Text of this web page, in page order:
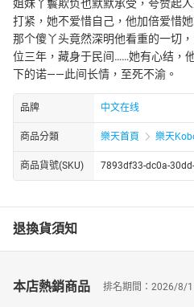
姐妹丫鬟欺负也默默承受，夸赞起
打紧，她不爱惜自己，他加倍爱惜
那个傻丫头竟然深明他看重的一切
位三年，藏身于民间……她有心结，
下的诺——此间长情，至死不渝。
品牌 中文在线
商品分類 樂天首頁 樂天
商品貨號(SKU) 7893df33-dc0a-
退換貨須知
本店熱銷商品 排名期間：2026/8/